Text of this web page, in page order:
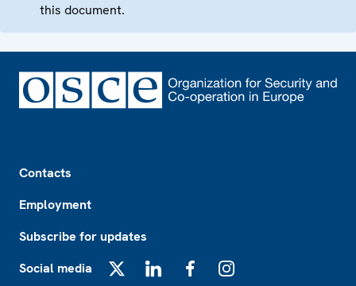
this document.
Contacts
Employment
Subscribe for updates
Social media